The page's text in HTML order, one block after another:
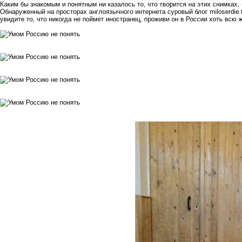
Каким бы знакомым и понятным ни казалось то, что творится на этих
Обнаруженный на просторах англоязычного интернета суровый блог
увидите то, что никогда не поймет иностранец, проживи он в России хоть всю